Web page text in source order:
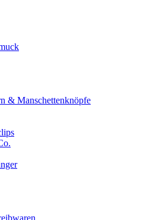
& Manschettenknöpfe